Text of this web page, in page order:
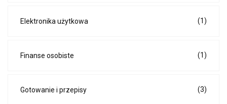
Elektronika użytkowa (1)
Finanse osobiste (1)
Gotowanie i przepisy (3)